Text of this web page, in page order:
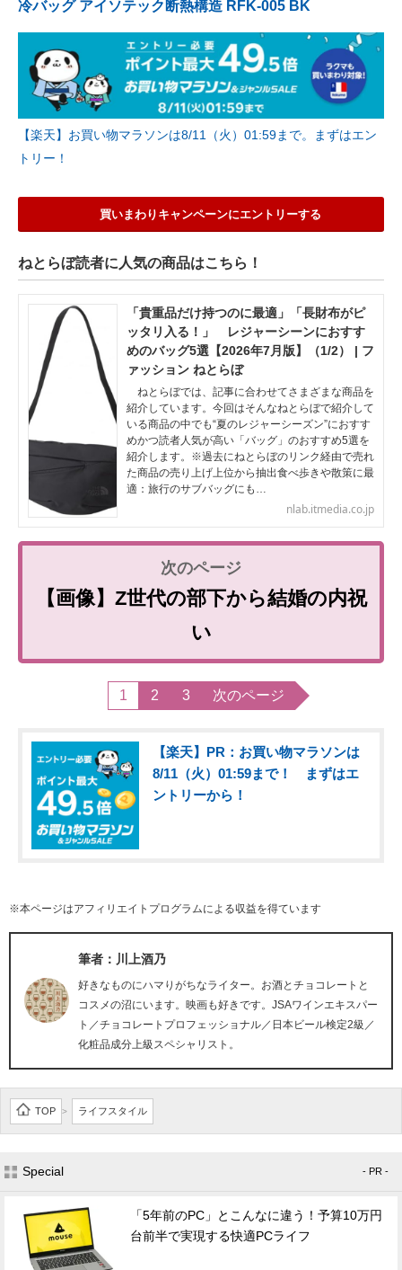
冷バッグ アイソテック断熱構造 RFK-005 BK
【楽天】お買い物マラソンは8/11（火）01:59まで。まずはエン
トリー！
買いまわりキャンペーンにエントリーする
ねとらぼ読者に人気の商品はこちら！
「貴重品だけ持つのに最適」「長財布がピ
ッタリ入る！」 レジャーシーンにおすす
めのバッグ5選【2026年7月版】（1/2） | フ
ァッション ねとらぼ
ねとらぼでは、記事に合わせてさまざまな商品を
紹介しています。今回はそんなねとらぼで紹介して
いる商品の中でも“夏のレジャーシーズン”におすす
めかつ読者人気が高い「バッグ」のおすすめ5選を
紹介します。※過去にねとらぼのリンク経由で売れ
た商品の売り上げ上位から抽出食べ歩きや散策に最
適：旅行のサブバッグにも…
nlab.itmedia.co.jp
【画像】Z世代の部下から結婚の内祝
い
1 2 3 次のページ
【楽天】PR：お買い物マラソンは
8/11（火）01:59まで！ まずはエ
ントリーから！
※本ページはアフィリエイトプログラムによる収益を得ています
筆者：川上酒乃
好きなものにハマりがちなライター。お酒とチョコレートと
コスメの沼にいます。映画も好きです。JSAワインエキスパー
ト／チョコレートプロフェッショナル／日本ビール検定2級／
化粧品成分上級スペシャリスト。
TOP > ライフスタイル
Special - PR -
「5年前のPC」とこんなに違う！予算10万円
台前半で実現する快適PCライフ